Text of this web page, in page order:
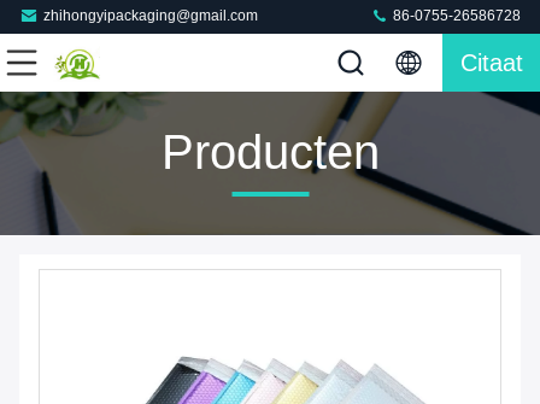
zhihongyipackaging@gmail.com 86-0755-26586728
Citaat
Producten